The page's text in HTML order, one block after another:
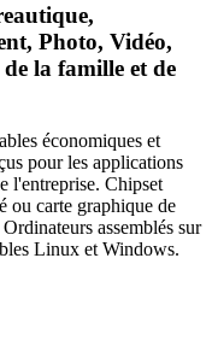
Photo, Vidéo,
la famille et de
économiques et
pour les applications
l'entreprise. Chipset
ou carte graphique de
assemblés sur
Linux et Windows.